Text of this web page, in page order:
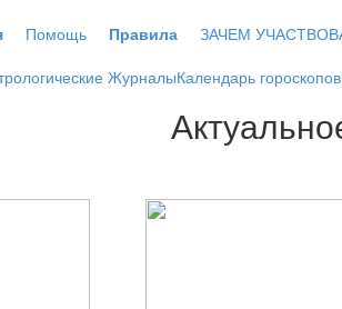
Помощь Правила ЗАЧЕМ
ЖурналыКалендарь гороскопов